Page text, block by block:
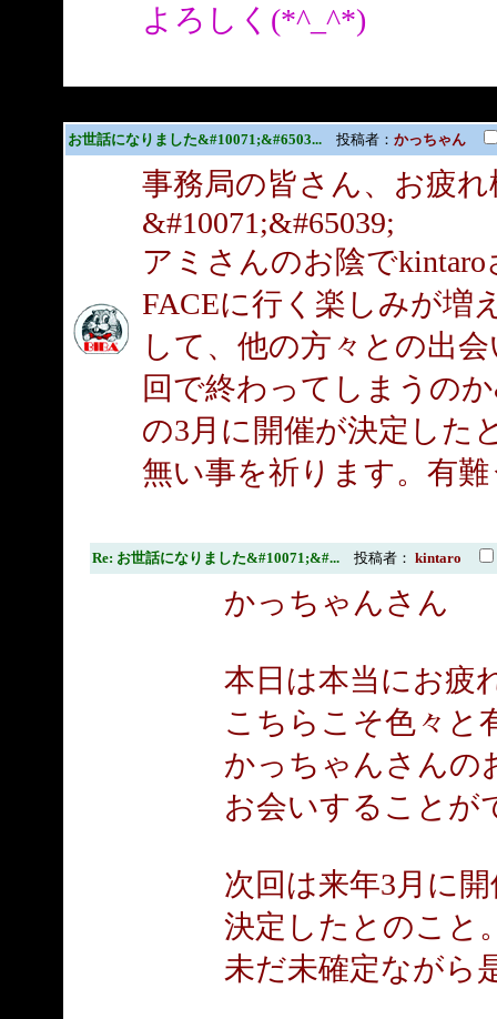
よろしく(*^_^*)
お世話になりました&#10071;&#6503... 投稿者： かっちゃん
事務局の皆さん、お疲
&#10071;&#65039;
アミさんのお陰で
FACEに行く楽しみが増
して、他の方々との出
回で終わってしまうの
の3月に開催が決定した
無い事を祈ります。有
Re: お世話になりました&#10071;&#... 投稿者： kintaro
かっちゃんさん
本日は本当にお疲
こちらこそ色々と
かっちゃんさんの
お会いすることが
次回は来年3月に
決定したとのこと
未だ未確定ながら